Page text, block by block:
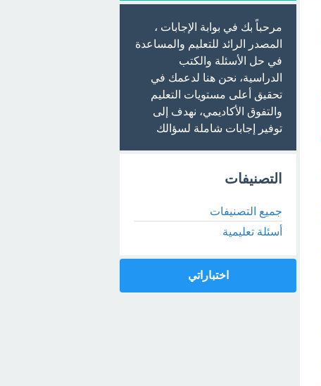
مرحباً بك في بوابة الإجابات ،
المصدر الرائد للتعليم والمساعدة
في حل الأسئلة والكتب
الدراسية، نحن هنا لدعمك في
تحقيق أعلى مستويات التعليم
والتفوق الأكاديمي، نهدف إلى
توفير إجابات شاملة لسؤالك
التصنيفات
جميع التصنيفات
أسئلة تعليمية
اختباراتي